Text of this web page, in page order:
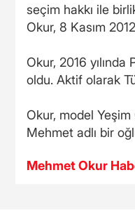
seçim hakkı ile
Okur, 8 Kasım
Okur, 2016
oldu. Aktif olarak
Okur, model Yeşim
Mehmet adlı bir
Mehmet Okur